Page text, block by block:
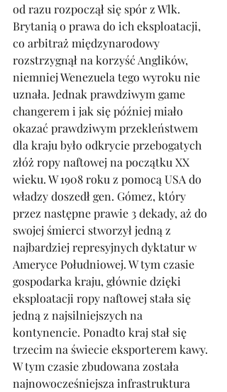
od razu rozpoczął się spór z Wlk.
Brytanią o prawa do ich eksploatacji,
co arbitraż międzynarodowy
rozstrzygnął na korzyść Anglików,
niemniej Wenezuela tego wyroku nie
uznała. Jednak prawdziwym game
changerem i jak się później miało
okazać prawdziwym przekleństwem
dla kraju było odkrycie przebogatych
złóż ropy naftowej na początku XX
wieku. W 1908 roku z pomocą USA do
władzy doszedł gen. Gómez, który
przez następne prawie 3 dekady, aż do
swojej śmierci stworzył jedną z
najbardziej represyjnych dyktatur w
Ameryce Południowej. W tym czasie
gospodarka kraju, głównie dzięki
eksploatacji ropy naftowej stała się
jedną z najsilniejszych na
kontynencie. Ponadto kraj stał się
trzecim na świecie eksporterem kawy.
W tym czasie zbudowana została
najnowocześniejsza infrastruktura